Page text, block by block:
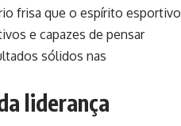
frisa que o espírito esportivo
e capazes de pensar
sólidos nas
liderança